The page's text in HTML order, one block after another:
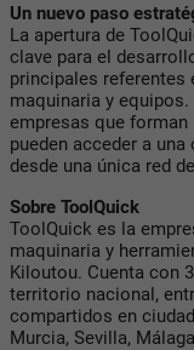
Un nuevo paso
La apertura de
clave para el
principales referentes
maquinaria y
empresas que
pueden acceder a
desde una única red
Sobre ToolQuick
ToolQuick es la
maquinaria y
Kiloutou. Cuenta con
territorio nacional,
compartidos en
Murcia, Sevilla,